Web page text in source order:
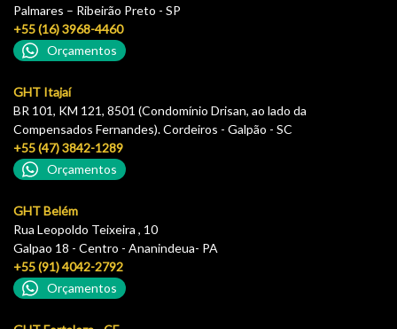
Palmares – Ribeirão Preto - SP
+55 (16) 3968-4460
Orçamentos
GHT Itajaí
BR 101, KM 121, 8501 (Condomínio Drisan, ao lado da
Compensados Fernandes). Cordeiros - Galpão - SC
+55 (47) 3842-1289
Orçamentos
GHT Belém
Rua Leopoldo Teixeira , 10
Galpao 18 - Centro - Ananindeua- PA
+55 (91) 4042-2792
Orçamentos